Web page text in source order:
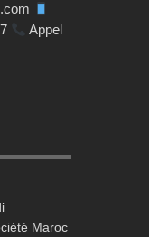
Appel
Maroc